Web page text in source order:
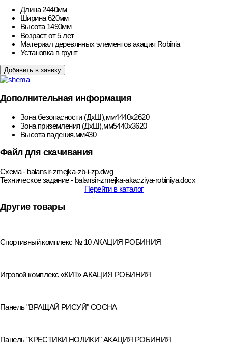
Длина 2440мм
Ширина 620мм
Высота 1490мм
Возраст от 5 лет
Материал деревянных элементов акация Robinia
Установка в грунт
Добавить в заявку
Дополнительная информация
Зона безопасности (ДхШ),мм4440х2620
Зона приземления (ДхШ),мм5440х3620
Высота падения,мм430
Файл для скачивания
Схема - balansir-zmejka-zb-i-zp.dwg
Техническое задание - balansir-zmejka-akacziya-robiniya.docx
Перейти в каталог
Другие товары
Спортивный комплекс № 10 АКАЦИЯ РОБИНИЯ
Игровой комплекс «КИТ» АКАЦИЯ РОБИНИЯ
Панель "ВРАЩАЙ РИСУЙ" СОСНА
Панель "КРЕСТИКИ НОЛИКИ" АКАЦИЯ РОБИНИЯ